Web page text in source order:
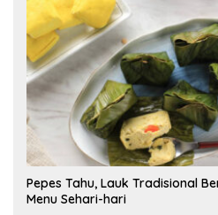
Pepes Tahu, Lauk Tradisional
Menu Sehari-hari